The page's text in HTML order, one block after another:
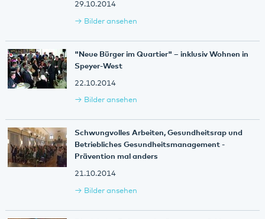
29.10.2014
Bilder ansehen
"Neue Bürger im Quartier" – inklusiv Wohnen in
Speyer-West
22.10.2014
Bilder ansehen
Schwungvolles Arbeiten, Gesundheitsrap und
Betriebliches Gesundheitsmanagement -
Prävention mal anders
21.10.2014
Bilder ansehen